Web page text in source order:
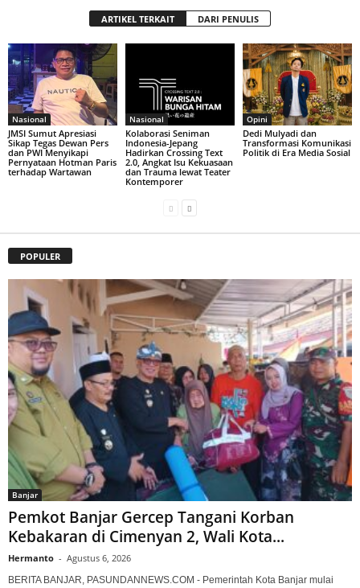
ARTIKEL TERKAIT DARI PENULIS
Nasional
JMSI Sumut Apresiasi
Sikap Tegas Dewan Pers
dan PWI Menyikapi
Pernyataan Hotman Paris
terhadap Wartawan
Nasional
Kolaborasi Seniman
Indonesia-Jepang
Hadirkan Crossing Text
2.0, Angkat Isu Kekuasaan
dan Trauma lewat Teater
Kontemporer
Opini
Dedi Mulyadi dan
Transformasi Komunikasi
Politik di Era Media Sosial
POPULER
Banjar
Pemkot Banjar Gercep Tangani Korban
Kebakaran di Cimenyan 2, Wali Kota...
Hermanto - Agustus 6, 2026
BERITA BANJAR, PASUNDANNEWS.COM - Pemerintah Kota Banjar mulai